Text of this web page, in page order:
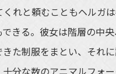
れと頼むこともヘルガ
きる。彼女は階層の中
た制服をまとい、それ
分な数のアニマルフォ